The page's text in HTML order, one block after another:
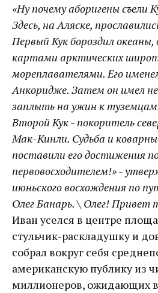
«Ну почему аборигены съели
Здесь, на Аляске,
Первый Кук бороздил океаны,
картами арктических
мореплавателями. Его
Анкоридже. Затем он имел
заплыть на ужин к
Второй Кук - покоритель
Мак-Кинли. Судьба и
поставили его достижения
первовосходителем!» -
июньского восхождения по
Олег Банарь. \ Олег! Привет
Иван уселся в центре
стульчик-раскладушку и
собрал вокруг себя
американскую публику из
миллионеров, ожидающих